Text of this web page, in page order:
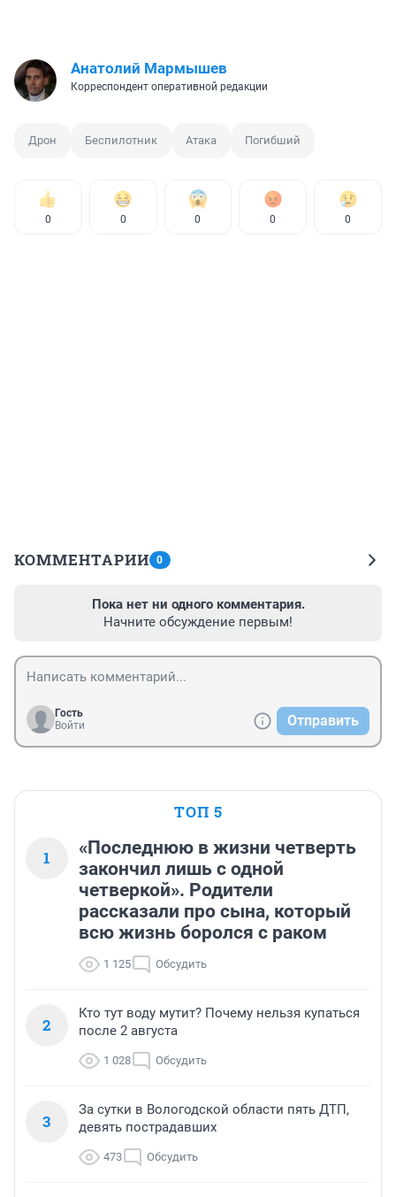
Анатолий Мармышев
Корреспондент оперативной редакции
Дрон Беспилотник Атака Погибший
0 0 0 0 0
КОММЕНТАРИИ 0
Пока нет ни одного комментария.
Начните обсуждение первым!
Гость
Войти
Отправить
ТОП 5
1
«Последнюю в жизни четверть
закончил лишь с одной
четверкой». Родители
рассказали про сына, который
всю жизнь боролся с раком
1 125 Обсудить
2
Кто тут воду мутит? Почему нельзя купаться
после 2 августа
1 028 Обсудить
3
За сутки в Вологодской области пять ДТП,
девять пострадавших
473 Обсудить